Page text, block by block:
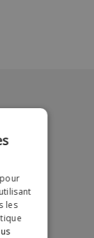
les